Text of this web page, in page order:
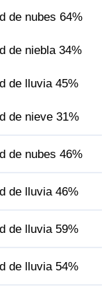
de nubes 64%
de niebla 34%
de lluvia 45%
de nieve 31%
de nubes 46%
de lluvia 46%
de lluvia 59%
de lluvia 54%